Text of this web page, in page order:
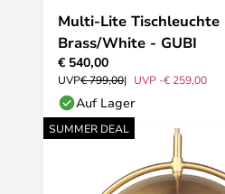
Multi-Lite Tischleuchte
Brass/White - GUBI
€ 540,00
UVP€ 799,00 UVP -€ 259,00
Auf Lager
SUMMER DEAL